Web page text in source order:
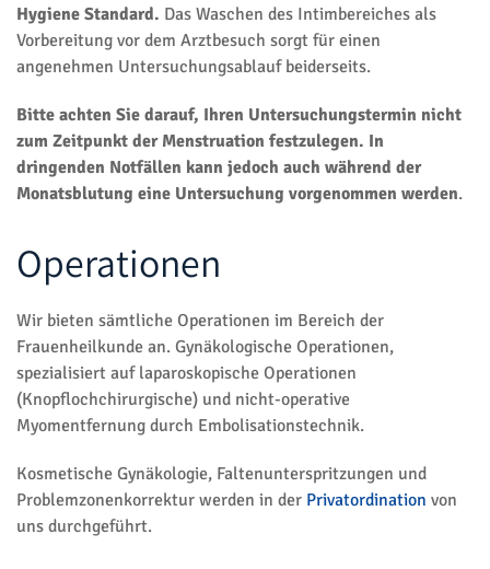
Hygiene Standard. Das Waschen des Intimbereiches als
Vorbereitung vor dem Arztbesuch sorgt für einen
angenehmen Untersuchungsablauf beiderseits.
Bitte achten Sie darauf, Ihren Untersuchungstermin nicht
zum Zeitpunkt der Menstruation festzulegen. In
dringenden Notfällen kann jedoch auch während der
Monatsblutung eine Untersuchung vorgenommen werden.
Operationen
Wir bieten sämtliche Operationen im Bereich der
Frauenheilkunde an. Gynäkologische Operationen,
spezialisiert auf laparoskopische Operationen
(Knopflochchirurgische) und nicht-operative
Myomentfernung durch Embolisationstechnik.
Kosmetische Gynäkologie, Faltenunterspritzungen und
Problemzonenkorrektur werden in der Privatordination von
uns durchgeführt.